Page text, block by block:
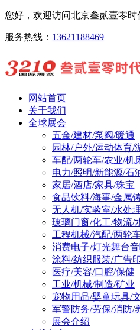
您好，欢迎访问北京叁贰壹零时
服务热线： 13621188469
网站首页
关于我们
全球展会
五金/建材/泵阀/暖通
园林/户外/运动体育/
车配/两轮车/农业/机
电力/照明/新能源/石
家居/酒店/家具/珠宝
食品饮料/海事/金属
无人机/实验室/水处
玻璃门窗/化工/物流/
工程机械/汽配/两轮
消费电子/灯光舞台
涂料/纺织服装/广告
医疗/美容/口腔/保健
工业/机械/制造/矿业
宠物用品/婴童玩具/
军警防务/劳保/消防/
展会介绍